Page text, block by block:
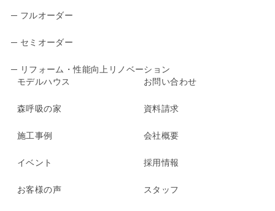
─ フルオーダー
─ セミオーダー
─ リフォーム・性能向上リノベーション
モデルハウス
森呼吸の家
施工事例
イベント
お客様の声
お問い合わせ
資料請求
会社概要
採用情報
スタッフ